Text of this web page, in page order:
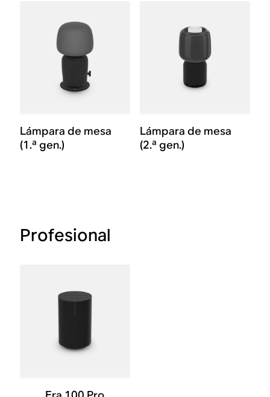
Lámpara de mesa
(1.ª gen.)
Lámpara de mesa
(2.ª gen.)
Profesional